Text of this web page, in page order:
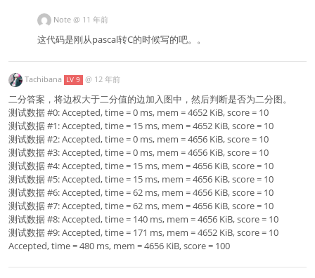
Note @ 11 年前
这代码是刚从pascal转C的时候写的吧。。
Tachibana LV 9 @ 12 年前
二分答案，将边权大于二分值的边加入图中，然后判断是否为二分图。
测试数据 #0: Accepted, time = 0 ms, mem = 4652 KiB, score = 10
测试数据 #1: Accepted, time = 15 ms, mem = 4652 KiB, score = 10
测试数据 #2: Accepted, time = 0 ms, mem = 4656 KiB, score = 10
测试数据 #3: Accepted, time = 0 ms, mem = 4656 KiB, score = 10
测试数据 #4: Accepted, time = 15 ms, mem = 4656 KiB, score = 10
测试数据 #5: Accepted, time = 15 ms, mem = 4656 KiB, score = 10
测试数据 #6: Accepted, time = 62 ms, mem = 4656 KiB, score = 10
测试数据 #7: Accepted, time = 62 ms, mem = 4656 KiB, score = 10
测试数据 #8: Accepted, time = 140 ms, mem = 4656 KiB, score = 10
测试数据 #9: Accepted, time = 171 ms, mem = 4652 KiB, score = 10
Accepted, time = 480 ms, mem = 4656 KiB, score = 100